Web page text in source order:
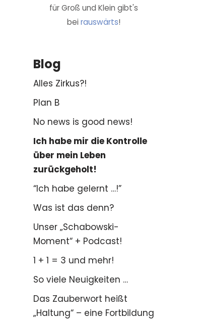
für Groß und Klein gibt's
bei rauswärts!
Blog
Alles Zirkus?!
Plan B
No news is good news!
Ich habe mir die Kontrolle
über mein Leben
zurückgeholt!
“Ich habe gelernt …!”
Was ist das denn?
Unser „Schabowski-
Moment“ + Podcast!
1 + 1 = 3 und mehr!
So viele Neuigkeiten …
Das Zauberwort heißt
„Haltung“ – eine Fortbildung